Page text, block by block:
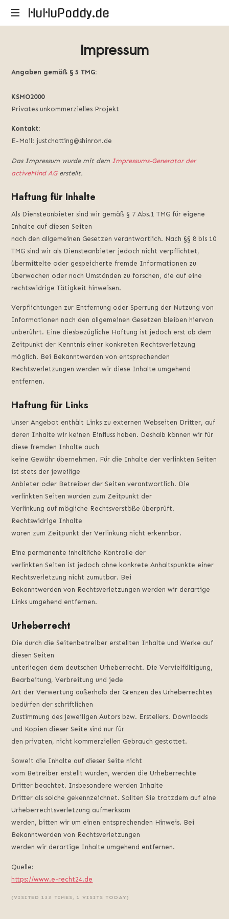
HuHuPoddy.de
HuHuPoddy.de
Impressum
Angaben gemäß § 5 TMG:
KSMO2000
Privates unkommerzielles Projekt
Kontakt:
E-Mail: justchatting@shinron.de
Das Impressum wurde mit dem Impressums-Generator der
activeMind AGerstellt.
Haftung für Inhalte
Als Diensteanbieter sind wir gemäß § 7 Abs.1 TMG für eigene
Inhalte auf diesen Seiten
nach den allgemeinen Gesetzen verantwortlich. Nach §§ 8 bis 10
TMG sind wir als Diensteanbieter jedoch nicht verpflichtet,
übermittelte oder gespeicherte fremde Informationen zu
überwachen oder nach Umständen zu forschen, die auf eine
rechtswidrige Tätigkeit hinweisen.
Verpflichtungen zur Entfernung oder Sperrung der Nutzung von
Informationen nach den allgemeinen Gesetzen bleiben hiervon
unberührt. Eine diesbezügliche Haftung ist jedoch erst ab dem
Zeitpunkt der Kenntnis einer konkreten Rechtsverletzung
möglich. Bei Bekanntwerden von entsprechenden
Rechtsverletzungen werden wir diese Inhalte umgehend
entfernen.
Haftung für Links
Unser Angebot enthält Links zu externen Webseiten Dritter, auf
deren Inhalte wir keinen Einfluss haben. Deshalb können wir für
diese fremden Inhalte auch
keine Gewähr übernehmen. Für die Inhalte der verlinkten Seiten
ist stets der jeweilige
Anbieter oder Betreiber der Seiten verantwortlich. Die
verlinkten Seiten wurden zum Zeitpunkt der
Verlinkung auf mögliche Rechtsverstöße überprüft.
Rechtswidrige Inhalte
waren zum Zeitpunkt der Verlinkung nicht erkennbar.
Eine permanente inhaltliche Kontrolle der
verlinkten Seiten ist jedoch ohne konkrete Anhaltspunkte einer
Rechtsverletzung nicht zumutbar. Bei
Bekanntwerden von Rechtsverletzungen werden wir derartige
Links umgehend entfernen.
Urheberrecht
Die durch die Seitenbetreiber erstellten Inhalte und Werke auf
diesen Seiten
unterliegen dem deutschen Urheberrecht. Die Vervielfältigung,
Bearbeitung, Verbreitung und jede
Art der Verwertung außerhalb der Grenzen des Urheberrechtes
bedürfen der schriftlichen
Zustimmung des jeweiligen Autors bzw. Erstellers. Downloads
und Kopien dieser Seite sind nur für
den privaten, nicht kommerziellen Gebrauch gestattet.
Soweit die Inhalte auf dieser Seite nicht
vom Betreiber erstellt wurden, werden die Urheberrechte
Dritter beachtet. Insbesondere werden Inhalte
Dritter als solche gekennzeichnet. Sollten Sie trotzdem auf eine
Urheberrechtsverletzung aufmerksam
werden, bitten wir um einen entsprechenden Hinweis. Bei
Bekanntwerden von Rechtsverletzungen
werden wir derartige Inhalte umgehend entfernen.
Quelle:
https://www.e-recht24.de
(VISITED 133 TIMES, 1 VISITS TODAY)